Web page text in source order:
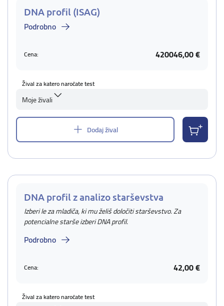
DNA profil (ISAG)
Podrobno
Cena: 420046,00 €
Žival za katero naročate test
Moje živali
Dodaj žival
DNA profil z analizo starševstva
Izberi le za mladiča, ki mu želiš določiti starševstvo. Za
potencialne starše izberi DNA profil.
Podrobno
Cena: 42,00 €
Žival za katero naročate test